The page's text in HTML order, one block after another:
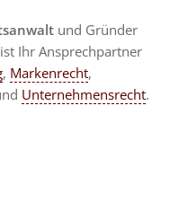
und Gründer
Ihr Ansprechpartner
, Markenrecht,
Unternehmensrecht.